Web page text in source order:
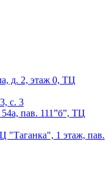
д. 2, этаж 0, ТЦ
с. 3
пав. 111”б”, ТЦ
"Таганка", 1 этаж, пав.